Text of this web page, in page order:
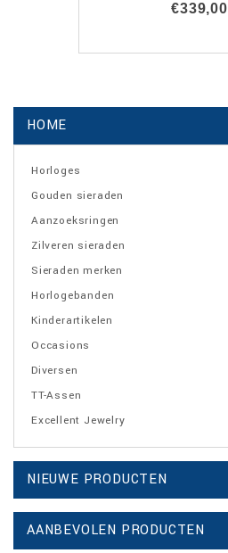
€339,00
HOME
Horloges
Gouden sieraden
Aanzoeksringen
Zilveren sieraden
Sieraden merken
Horlogebanden
Kinderartikelen
Occasions
Diversen
TT-Assen
Excellent Jewelry
NIEUWE PRODUCTEN
AANBEVOLEN PRODUCTEN